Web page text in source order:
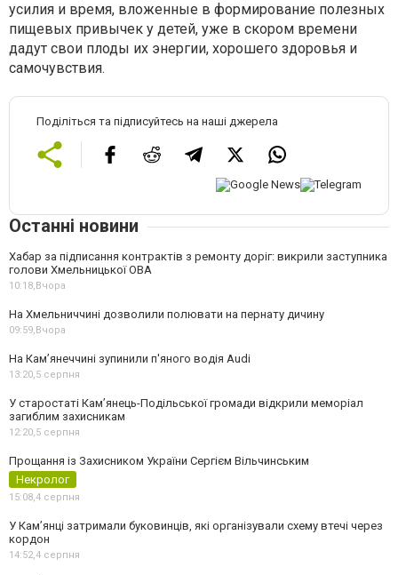
усилия и время, вложенные в формирование полезных
пищевых привычек у детей, уже в скором времени
дадут свои плоды их энергии, хорошего здоровья и
самочувствия.
Поділіться та підписуйтесь на наші джерела
Останні новини
Хабар за підписання контрактів з ремонту доріг: викрили заступника
голови Хмельницької ОВА
10:18,Вчора
На Хмельниччині дозволили полювати на пернату дичину
09:59,Вчора
На Камʼянеччині зупинили п'яного водія Audi
13:20,5 серпня
У старостаті Кам’янець-Подільської громади відкрили меморіал
загиблим захисникам
12:20,5 серпня
Прощання із Захисником України Сергієм Вільчинським
Некролог
15:08,4 серпня
У Кам’янці затримали буковинців, які організували схему втечі через
кордон
14:52,4 серпня